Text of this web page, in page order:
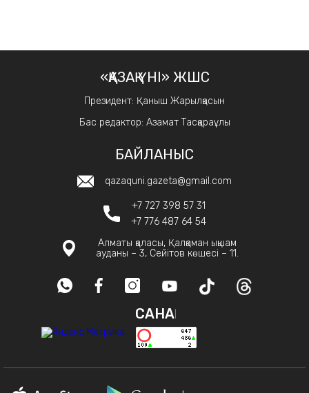
«ҚАЗАҚ ҮНІ» ЖШС
Президент: Қаныш Жарылқасын
Бас редактор: Азамат Тасқараұлы
БАЙЛАНЫС
qazaquni.gazeta@gmail.com
+7 727 398 57 31
+7 776 487 64 54
Алматы қаласы, Қалқаман ықшам
ауданы – 3, Сейітов көшесі – 11.
САНАҚ